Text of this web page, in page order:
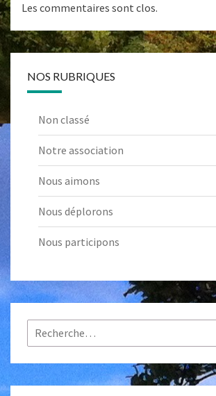
Les commentaires sont clos.
NOS RUBRIQUES
Non classé
Notre association
Nous aimons
Nous déplorons
Nous participons
Rechercher :